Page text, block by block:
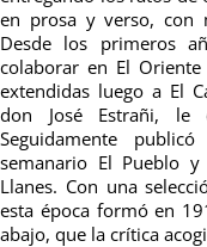
en prosa y verso, con
Desde los primeros
colaborar en El
extendidas luego a El
don José Estrañi, le
Seguidamente
semanario El Pueblo
Llanes. Con una
esta época formó en
abajo, que la crítica